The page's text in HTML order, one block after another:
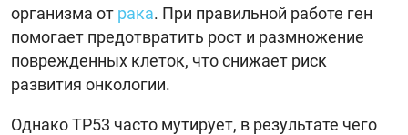
организма от рака. При правильной работе ген
помогает предотвратить рост и размножение
поврежденных клеток, что снижает риск
развития онкологии.
Однако TP53 часто мутирует, в результате чего